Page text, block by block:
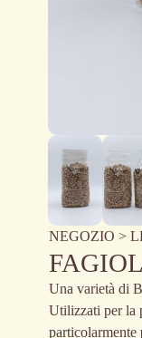
NEGOZIO >
Una varietà di
Utilizzati per la
particolarmente